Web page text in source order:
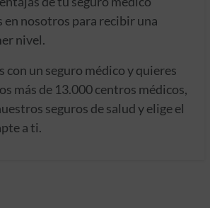
en nosotros para recibir una
nivel.
con un seguro médico y quieres
más de 13.000 centros médicos,
seguros de salud y elige el
a ti.